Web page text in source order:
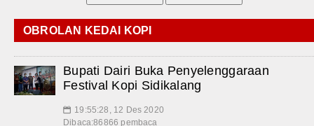
OBROLAN KEDAI KOPI
Bupati Dairi Buka Penyelenggaraan
Festival Kopi Sidikalang
📅 19:55:28, 12 Des 2020
Dibaca:86866 pembaca